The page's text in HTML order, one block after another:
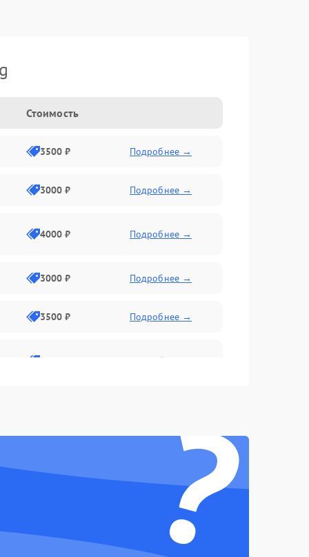
Стоимость
3500 ₽ Подробнее →
3000 ₽ Подробнее →
4000 ₽ Подробнее →
3000 ₽ Подробнее →
3500 ₽ Подробнее →
2800 ₽ Подробнее →
?